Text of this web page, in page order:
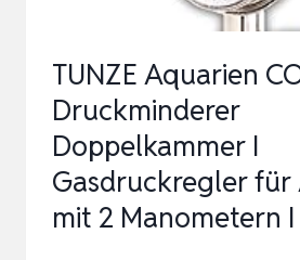
AUGE-D
OWIE B
LASEN…
TUNZE Aquarien
Druckminderer
Doppelkammer I
Gasdruckregler für
mit 2 Manometern